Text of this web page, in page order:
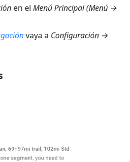
en el Menú Principal(Menú →
vaya a Configuración →